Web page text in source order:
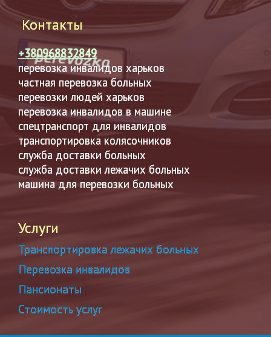
Контакты
+380968832849
перевозка инвалидов харьков
частная перевозка больных
перевозки людей харьков
перевозка инвалидов в машине
спецтранспорт для инвалидов
транспортировка колясочников
служба доставки больных
служба доставки лежачих больных
машина для перевозки больных
Услуги
Транспортировка лежачих больных
Перевозка инвалидов
Пансионаты
Стоимость услуг